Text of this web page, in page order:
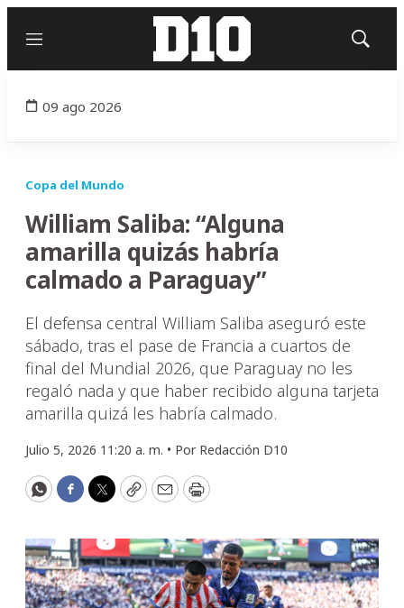
Menú
Mostrar
09 ago 2026
Copa del Mundo
William Saliba: “Alguna
amarilla quizás habría
calmado a Paraguay”
El defensa central William Saliba aseguró este
sábado, tras el pase de Francia a cuartos de
final del Mundial 2026, que Paraguay no les
regaló nada y que haber recibido alguna tarjeta
amarilla quizá les habría calmado.
Julio 5, 2026 11:20 a. m. • Por Redacción D10
WhatsApp
Facebook
Twitter
CopyEmailPrint